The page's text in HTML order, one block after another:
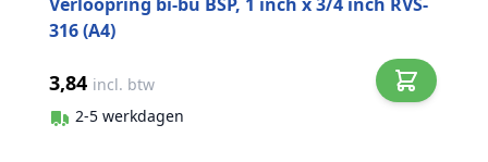
316 (A4)
3,84 incl. btw
2-5 werkdagen